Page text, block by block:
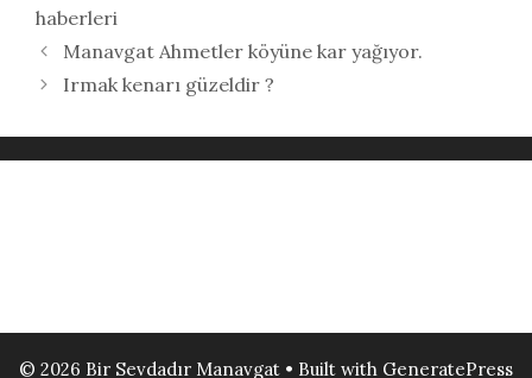
haberleri
Manavgat Ahmetler köyüne kar yağıyor.
Irmak kenarı güzeldir ?
© 2026 Bir Sevdadır Manavgat • Built with GeneratePress